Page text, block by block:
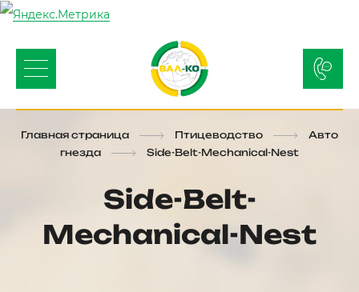
Главная страница Птицеводство
Авто
гнезда
Side-Belt-Mechanical-Nest
Side-Belt-
Mechanical-Nest